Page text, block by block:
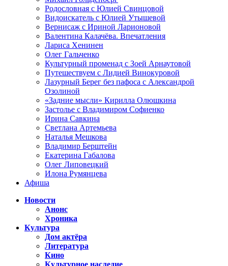
Родословная с Юлией Свинцовой
Видоискатель с Юлией Утышевой
Вернисаж с Ириной Ларионовой
Валентина Калачёва. Впечатления
Лариса Хенинен
Олег Гальченко
Культурный променад с Зоей Арнаутовой
Путешествуем с Лидией Винокуровой
Лазурный Берег без пафоса с Александрой
Озолиной
«Задние мысли» Кирилла Олюшкина
Застолье с Владимиром Софиенко
Ирина Савкина
Светлана Артемьева
Наталья Мешкова
Владимир Берштейн
Екатерина Габалова
Олег Липовецкий
Илона Румянцева
Афиша
Новости
Анонс
Хроника
Культура
Дом актёра
Литература
Кино